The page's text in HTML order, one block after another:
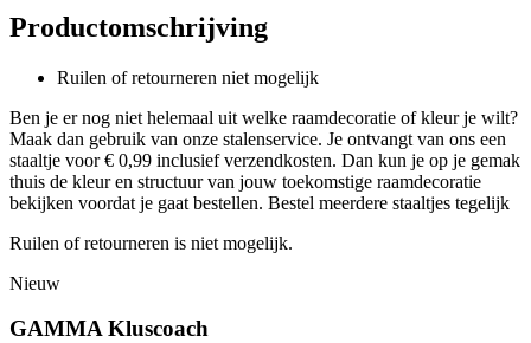
Productomschrijving
Ruilen of retourneren niet mogelijk
Ben je er nog niet helemaal uit welke raamdecoratie of kleur je wilt?
Maak dan gebruik van onze stalenservice. Je ontvangt van ons een
staaltje voor € 0,99 inclusief verzendkosten. Dan kun je op je gemak
thuis de kleur en structuur van jouw toekomstige raamdecoratie
bekijken voordat je gaat bestellen. Bestel meerdere staaltjes tegelijk
Ruilen of retourneren is niet mogelijk.
Nieuw
GAMMA Kluscoach